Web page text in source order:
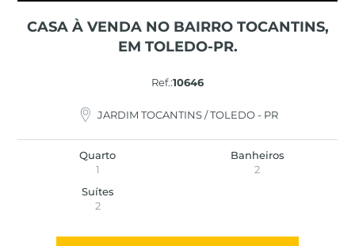
CASA À VENDA NO BAIRRO TOCANTINS,
EM TOLEDO-PR.
Ref.:10646
JARDIM TOCANTINS / TOLEDO - PR
Quarto
1
Banheiros
2
Suítes
2